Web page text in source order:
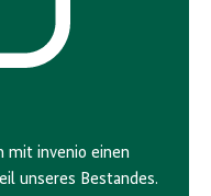
mit invenio einen
unseres Bestandes.